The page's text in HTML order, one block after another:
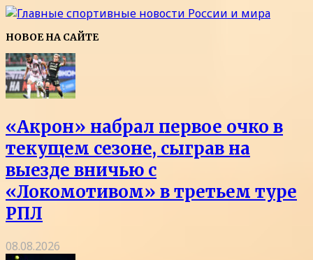
НОВОЕ НА САЙТЕ
«Акрон» набрал первое очко в
текущем сезоне, сыграв на
выезде вничью с
«Локомотивом» в третьем туре
РПЛ
08.08.2026